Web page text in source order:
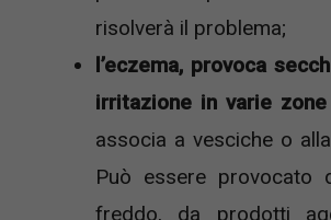
risolverà il problema;
l’eczema, provoca
irritazione in varie
associa a vesciche o
Può essere provocato
freddo, da prodotti